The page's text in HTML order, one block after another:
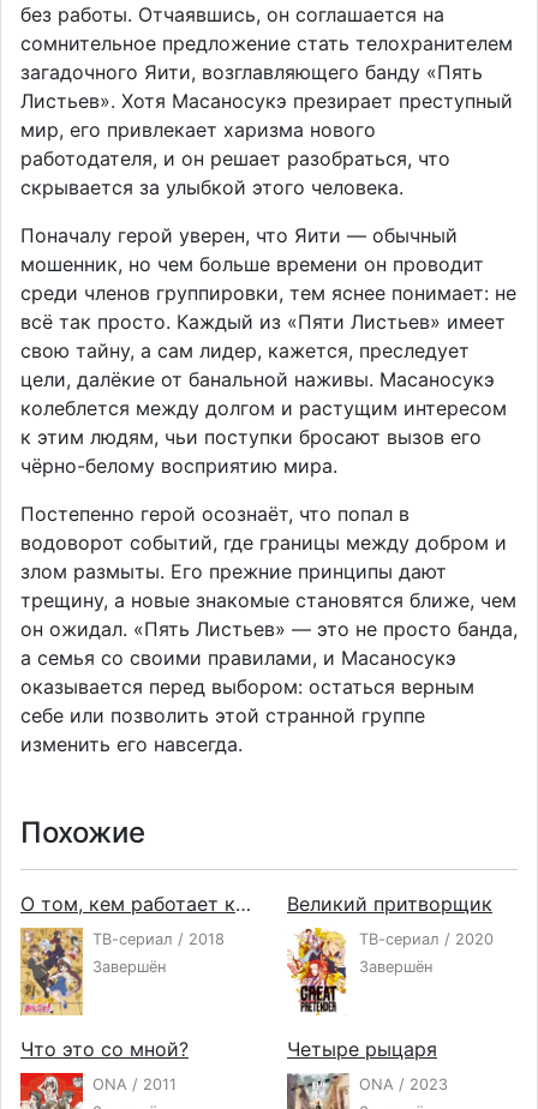
без работы. Отчаявшись, он соглашается на
сомнительное предложение стать телохранителем
загадочного Яити, возглавляющего банду «Пять
Листьев». Хотя Масаносукэ презирает преступный
мир, его привлекает харизма нового
работодателя, и он решает разобраться, что
скрывается за улыбкой этого человека.
Поначалу герой уверен, что Яити — обычный
мошенник, но чем больше времени он проводит
среди членов группировки, тем яснее понимает: не
всё так просто. Каждый из «Пяти Листьев» имеет
свою тайну, а сам лидер, кажется, преследует
цели, далёкие от банальной наживы. Масаносукэ
колеблется между долгом и растущим интересом
к этим людям, чьи поступки бросают вызов его
чёрно-белому восприятию мира.
Постепенно герой осознаёт, что попал в
водоворот событий, где границы между добром и
злом размыты. Его прежние принципы дают
трещину, а новые знакомые становятся ближе, чем
он ожидал. «Пять Листьев» — это не просто банда,
а семья со своими правилами, и Масаносукэ
оказывается перед выбором: остаться верным
себе или позволить этой странной группе
изменить его навсегда.
Похожие
О том, кем работает король драконов
ТВ-сериал / 2018
Завершён
Великий притворщик
ТВ-сериал / 2020
Завершён
Что это со мной?
ONA / 2011
Четыре рыцаря
ONA / 2023